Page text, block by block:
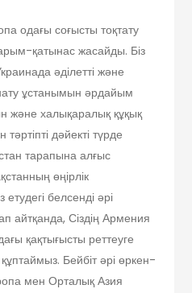
одағы соғысты тоқтату
қатынас жасайды. Біз
әділетті және
ұстанымын әрдайым
және халықаралық құқық
дәйекті түрде
тарапына алғыс
өңірлік
белсенді әрі
айтқанда, Сіздің Армения
қақтығысты реттеуге
Бейбіт әрі өркен­
мен Орталық Азия